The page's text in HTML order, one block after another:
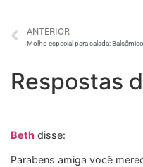
ANTERIOR
Respostas
Beth disse:
Parabens amiga você